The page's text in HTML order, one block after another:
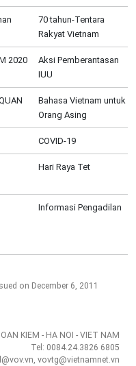
70 tahun-Tentara
Rakyat Vietnam
2020
Aksi Pemberantasan
IUU
Bahasa Vietnam untuk
Orang Asing
COVID-19
Hari Raya Tet
Informasi Pengadilan
on December 6, 2011
KIEM - HA NOI - VIET NAM
Tel: 0084.24.3826 6805
vovtg@vietnamnet.vn